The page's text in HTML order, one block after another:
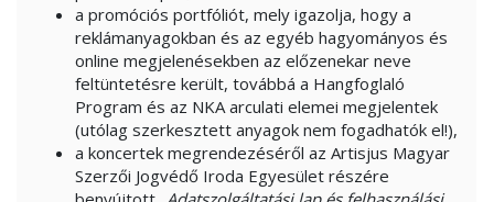
a promóciós portfóliót, mely igazolja, hogy a
reklámanyagokban és az egyéb hagyományos és
online megjelenésekben az előzenekar neve
feltüntetésre került, továbbá a Hangfoglaló
Program és az NKA arculati elemei megjelentek
(utólag szerkesztett anyagok nem fogadhatók el!),
a koncertek megrendezéséről az Artisjus Magyar
Szerzői Jogvédő Iroda Egyesület részére